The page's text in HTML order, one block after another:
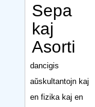
Sepa
kaj
Asorti
dancigis
aŭskultantojn kaj
en fizika kaj en